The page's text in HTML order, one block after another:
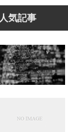
人気記事